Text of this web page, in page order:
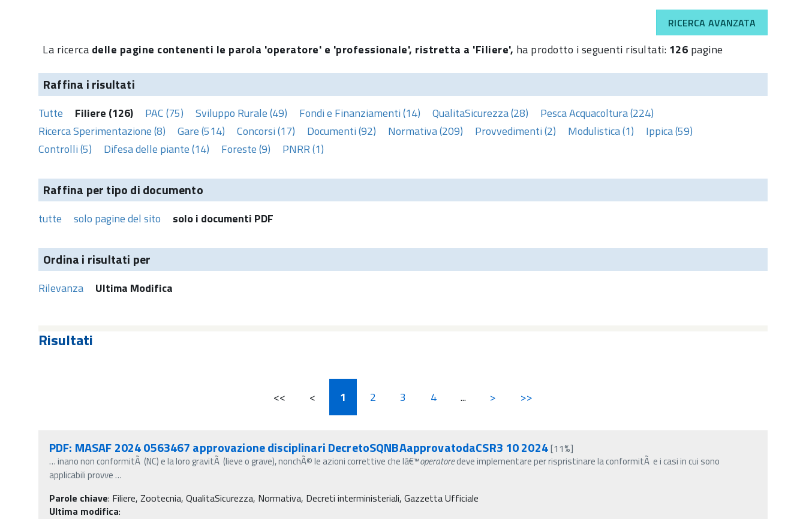
RICERCA AVANZATA
La ricerca delle pagine contenenti le parola 'operatore' e 'professionale', ristretta a 'Filiere', ha prodotto i seguenti risultati: 126 pagine
Raffina i risultati
Tutte Filiere (126) PAC (75) Sviluppo Rurale (49) Fondi e Finanziamenti (14) QualitaSicurezza (28)
Pesca Acquacoltura (224)
Ricerca Sperimentazione (8)
Gare (514) Concorsi (17) Documenti (92) Normativa (209) Provvedimenti (2) Modulistica (1)
Ippica (59)
Controlli (5)
Difesa delle piante (14) Foreste (9) PNRR (1)
Raffina per tipo di documento
tutte solo pagine del sito solo i documenti PDF
Ordina i risultati per
Rilevanza Ultima Modifica
Risultati
<< < 1 2 3 4 ... > >>
PDF: MASAF 2024 0563467 approvazione disciplinari DecretoSQNBAapprovatodaCSR3 10 2024[11%]
…inano non conformitÃ (NC) e la loro gravitÃ (lieve o grave), nonchÃ© le azioni correttive che lâ€™operatoredeve implementare per rispristinare la conformitÃ e i casi in cui sono
applicabili provve…
Parole chiave: Filiere, Zootecnia, QualitaSicurezza, Normativa, Decreti interministeriali, Gazzetta Ufficiale
Ultima modifica: